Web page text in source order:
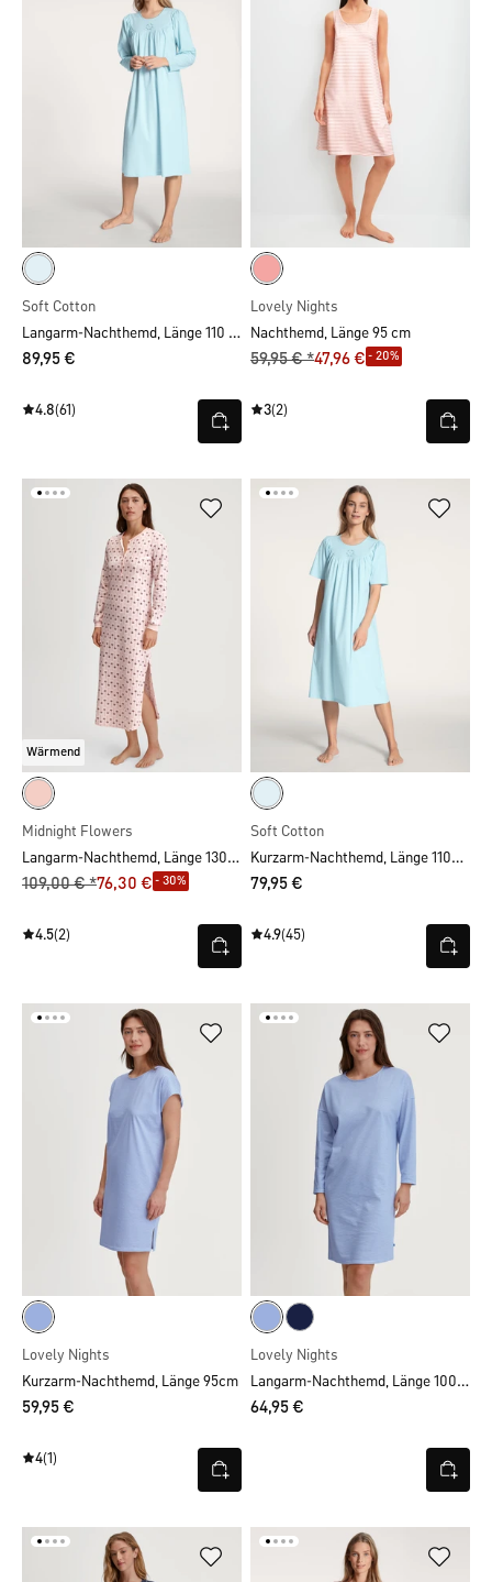
Soft Cotton
Langarm-Nachthemd, Länge 110 cm
89,95 €
4.8(61)
Lovely Nights
Nachthemd, Länge 95 cm
59,95 € *47,96 € - 20%
3(2)
Wärmend
Midnight Flowers
Langarm-Nachthemd, Länge 130 cm
109,00 € *76,30 € - 30%
4.5(2)
Soft Cotton
Kurzarm-Nachthemd, Länge 110cm
79,95 €
4.9(45)
Lovely Nights
Kurzarm-Nachthemd, Länge 95cm
59,95 €
4(1)
Lovely Nights
Langarm-Nachthemd, Länge 100 cm
64,95 €